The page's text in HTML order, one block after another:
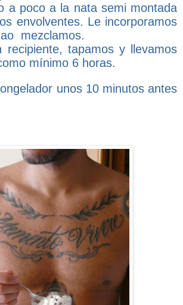
a poco a la nata semi montada
envolventes. Le incorporamos
mezclamos.
recipiente, tapamos y llevamos
mínimo 6 horas.
unos 10 minutos antes